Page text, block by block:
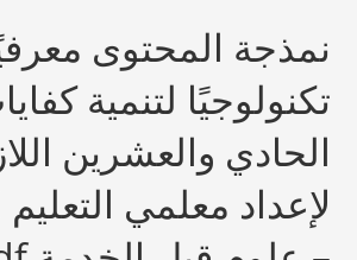
نمذجة المحتوى
تکنولوجيًا لتنمية
الحادي والعشرين
لإعداد معلمي